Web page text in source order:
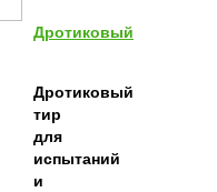
Дротиковый
Дротиковый
тир
для
испытаний
и